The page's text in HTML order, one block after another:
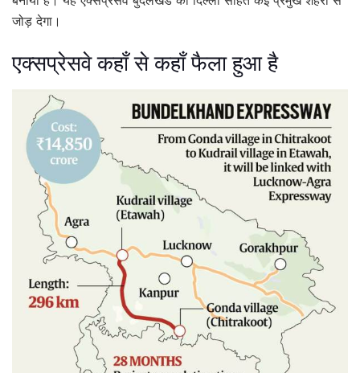
जोड़ देगा।
एक्सप्रेसवे कहाँ से कहाँ फैला हुआ है